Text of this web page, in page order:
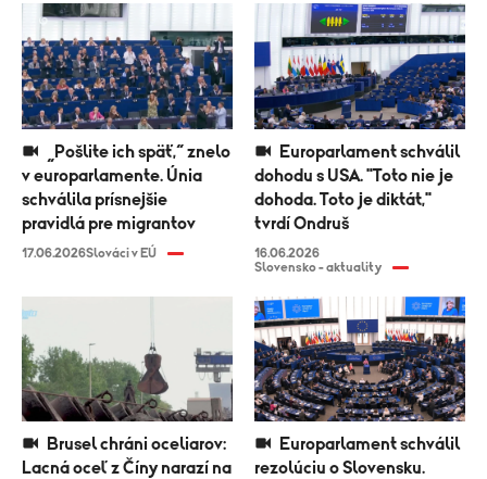
v europarlamente. Únia
schválila prísnejšie
pravidlá pre migrantov
17.06.2026Slováci v EÚ
dohodu s USA. "Toto nie je
dohoda. Toto je diktát,"
tvrdí Ondruš
16.06.2026
Slovensko - aktuality
Lacná oceľ z Číny narazí na
rezolúciu o Slovensku.